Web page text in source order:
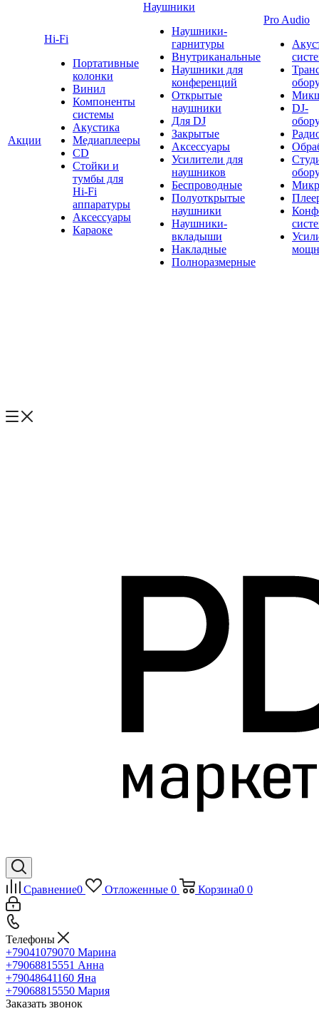
Акции
Hi-Fi
Портативные
колонки
Винил
Компоненты
системы
Акустика
Медиаплееры
CD
Стойки и
тумбы для
Hi-Fi
аппаратуры
Аксессуары
Караоке
Наушники
Наушники-
гарнитуры
Внутриканальные
Наушники для
конференций
Открытые
наушники
Для DJ
Закрытые
Аксессуары
Усилители для
наушников
Беспроводные
Полуоткрытые
наушники
Наушники-
вкладыши
Накладные
Полноразмерные
Pro Audio
DJ-
Сравнение0 Отложенные 0 Корзина0 0
Телефоны
+79041079070 Марина
+79068815551 Анна
+79048641160 Яна
+79068815550 Мария
Заказать звонок